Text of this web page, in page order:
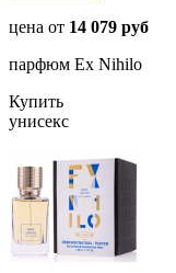
цена от 14 079 руб
парфюм Ex Nihilo
Купить
унисекс